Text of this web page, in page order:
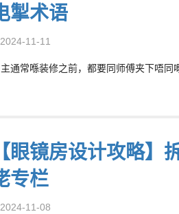
掣术语
2024-11-11
通常喺装修之前，都要同师傅夹下唔
【眼镜房设计攻略
专栏
2024-11-08